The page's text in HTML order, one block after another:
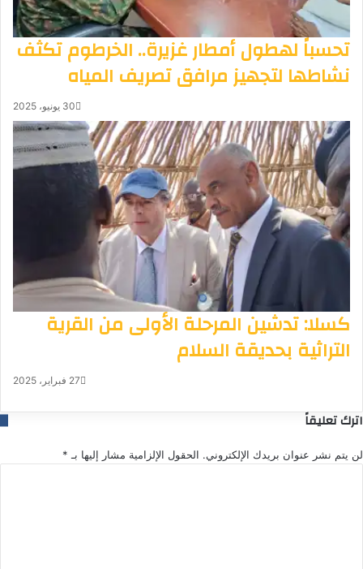
تحسباً لهطول أمطار غزيرة.. الخرطوم تكثف
نشاطها لتجهيز مرافق تصريف المياه
30 يونيو، 2025
كسلا: تدشين المرحلة الأولى من القرية
التراثية بحديقة السلام
27 فبراير، 2025
اترك تعليقاً
لن يتم نشر عنوان بريدك الإلكتروني. الحقول الإلزامية مشار إليها بـ *